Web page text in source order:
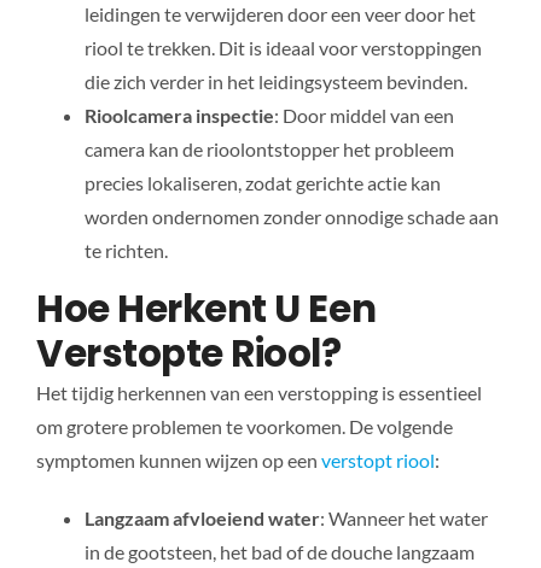
leidingen te verwijderen door een veer door het
riool te trekken. Dit is ideaal voor verstoppingen
die zich verder in het leidingsysteem bevinden.
Rioolcamera inspectie: Door middel van een
camera kan de rioolontstopper het probleem
precies lokaliseren, zodat gerichte actie kan
worden ondernomen zonder onnodige schade aan
te richten.
Hoe Herkent U Een
Verstopte Riool?
Het tijdig herkennen van een verstopping is essentieel
om grotere problemen te voorkomen. De volgende
symptomen kunnen wijzen op een verstopt riool:
Langzaam afvloeiend water: Wanneer het water
in de gootsteen, het bad of de douche langzaam